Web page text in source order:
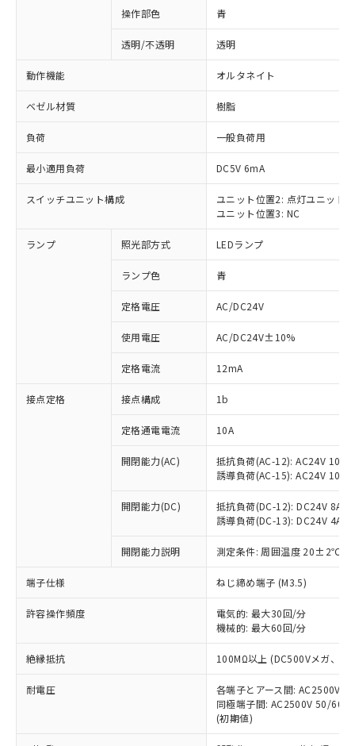
操作部色 青
透明/不透明 透明
動作機能 オルタネイト
ベゼル材質 樹脂
負荷 一般負荷用
最小適用負荷 DC5V 6mA
スイッチユニット構成
ユニット位置2: 点灯ユニット
ユニット位置3: NC
ランプ 照光部方式 LEDランプ
ランプ色 青
定格電圧 AC/DC24V
使用電圧 AC/DC24V±10%
定格電流 12mA
接点定格 接点構成 1b
定格通電電流 10A
開閉能力(AC)
抵抗負荷(AC-12): AC24V 10A/
誘導負荷(AC-15): AC24V
開閉能力(DC)
抵抗負荷(DC-12): DC24V 8A/
誘導負荷(DC-13): DC24V 4A/
開閉能力説明 測定条件: 周囲温度 20±2℃、
端子仕様 ねじ締め端子 (M3.5)
許容操作頻度
電気的: 最大30回/分
機械的: 最大60回/分
絶縁抵抗 100MΩ以上 (DC500Vメガ、点
耐電圧
各端子とアース間: AC2500V
同極端子間: AC2500V 50/
(初期値)
ご利用条件
以下の条件をお読みいただき、同意のうえ
ご利用ください。
本サービスは、当社制御機器事業取扱
商品の当社在庫状況および標準価格
(税抜)を提供させていただくもので
当社制御機器事業取扱商品の中には、
本サービスの対象外となる商品もある
ことをご了承ください。
在庫状況および標準価格照会結果は、
記載している更新日時点での社内デー
タに基づき作成されるものであり、閲
覧された時点での実際の在庫および標
準価格とは異なる場合があることをご
※1 対応状況
対応済み：EU RoHS指令（10物質）の
非含有に対応した製品が提供可能な商品で
対応予定：EU RoHS指令（10物質）の非含
有に対応した製品に切り替える予定のある
対応予定なし：EU RoHS指令（10物質）の
非含有に非対応の商品で、対応品を出す予
定はありません。
調査・確認中：EU RoHS指令（10物質）の
非含有の対応状況を調査中または確認中の
非該当品：ライセンス料など無形物で、有
害物質有無と関係のない商品です。
仕入先様の事情により、非含有部品として
いたものが、含有品と判明した場合などや
むを得ず変更することがあります。
鉛(Pb) 1000ppm以下、 水銀(Hg) 1000ppm以下、 カド
六価クロム(Cr(Ⅵ)) 1000ppm以下、ポリ臭化ビフェニル
類(PBB) 1000ppm以下、ポリ臭化ジフェニルエーテル類
(PBDE) 1000ppm以下、フタル酸ビス(2-エチルヘキシ
※1 中国RoHS○×表
「○」：最大均質材料含有率が中国RoHSの
基準値以下であることを示します。
「×」：最大均質材料含有率が中国RoHSの
基準値を超えていることを示します。
「－」：未確認です。当社販売部門へお問
い合わせください。
*中国RoHS10物質の基準値 (GB/T26572)：
Pb(鉛) :1000ppm、 Hg(水銀) : 1000ppm、 Cd(カドミウ
Cr(Ⅵ)(六価クロム) : 1000ppm、 PBBs(ポリ臭化ビフェ
当社は、これら貴社製品のうち、外国
為替および外国貿易法に定める商品
（以下｢規制貨物等」という）を輸出
国政府の輸出許可(または役務取引許
可)を取得するなどの必要な手続きを